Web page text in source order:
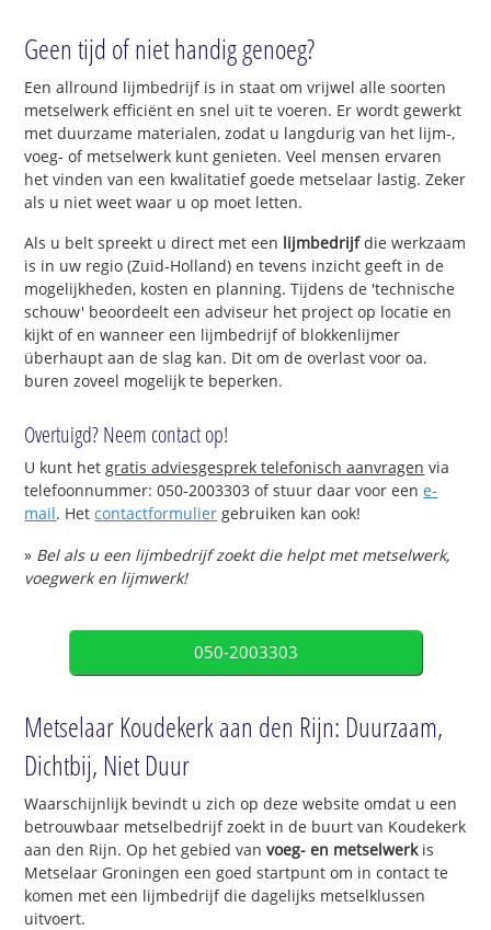
Geen tijd of niet handig genoeg?
Een allround lijmbedrijf is in staat om vrijwel alle soorten
metselwerk efficiënt en snel uit te voeren. Er wordt gewerkt
met duurzame materialen, zodat u langdurig van het lijm-,
voeg- of metselwerk kunt genieten. Veel mensen ervaren
het vinden van een kwalitatief goede metselaar lastig. Zeker
als u niet weet waar u op moet letten.
Als u belt spreekt u direct met een lijmbedrijfdie werkzaam
is in uw regio (Zuid-Holland) en tevens inzicht geeft in de
mogelijkheden, kosten en planning. Tijdens de 'technische
schouw' beoordeelt een adviseur het project op locatie en
kijkt of en wanneer een lijmbedrijf of blokkenlijmer
überhaupt aan de slag kan. Dit om de overlast voor oa.
buren zoveel mogelijk te beperken.
Overtuigd? Neem contact op!
U kunt hetgratis adviesgesprek telefonisch aanvragen via
telefoonnummer: 050-2003303 of stuur daar voor eene-
mail. Hetcontactformulier gebruiken kan ook!
» Bel als u een lijmbedrijf zoekt die helpt met metselwerk,
voegwerk en lijmwerk!
050-2003303
Metselaar Koudekerk aan den Rijn: Duurzaam,
Dichtbij, Niet Duur
Waarschijnlijk bevindt u zich op deze website omdat u een
betrouwbaar metselbedrijf zoekt in de buurt van Koudekerk
aan den Rijn. Op het gebied van voeg- en metselwerkis
Metselaar Groningen een goed startpunt om in contact te
komen met een lijmbedrijf die dagelijks metselklussen
uitvoert.